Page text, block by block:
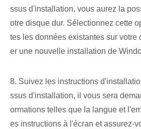
ssus d'installation, vous aurez la
otre disque dur. Sélectionnez cette
tes les données existantes sur votre
er une nouvelle installation de
8. Suivez les instructions
ssus d'installation, il vous sera
ormations telles que la langue et
es instructions à l'écran et assurez-